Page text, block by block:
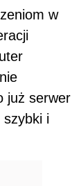
w
już serwer
szybki i